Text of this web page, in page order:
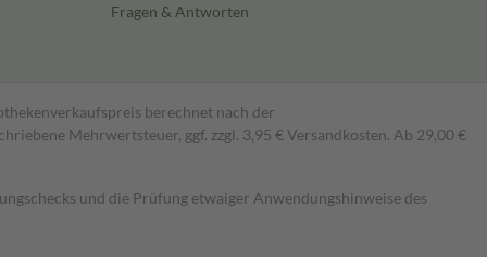
Fragen & Antworten
berechnet nach der
Mehrwertsteuer, ggf. zzgl. 3,95 € Versandkosten. Ab 29,00 €
und die Prüfung etwaiger Anwendungshinweise des